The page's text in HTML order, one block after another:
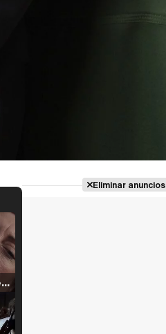
Filmin estrena el tráiler de 'Millennial Mal', su nueva comedia universitaria de la mano de Lorena Iglesias
Eliminar anuncios